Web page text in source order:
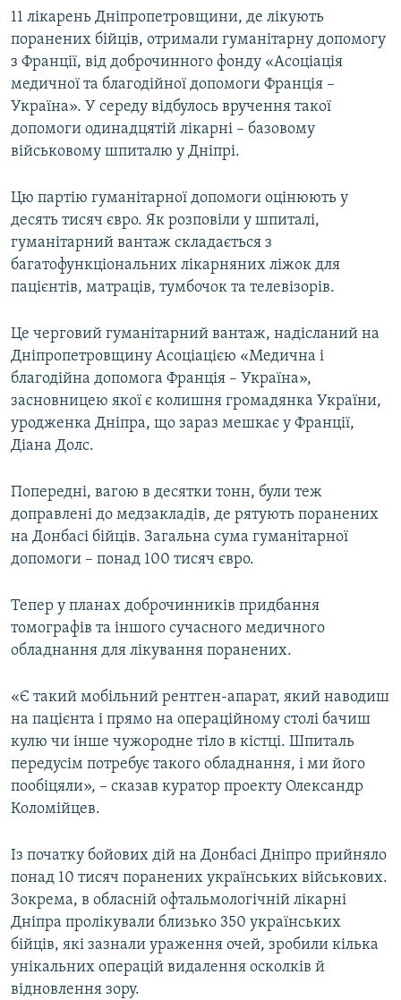
КРИМ РЕАЛІЇ
РУС
УКР
КТАТ
ДОЛУЧАЙСЯ!
Усі сайти RFE/RL
11 лікарень Дніпропетровщини, де лікують
поранених бійців, отримали гуманітарну допомогу
з Франції, від доброчинного фонду «Асоціація
медичної та благодійної допомоги Франція –
Україна». У середу відбулось вручення такої
допомоги одинадцятій лікарні – базовому
військовому шпиталю у Дніпрі.
Цю партію гуманітарної допомоги оцінюють у
десять тисяч євро. Як розповіли у шпиталі,
гуманітарний вантаж складається з
багатофункціональних лікарняних ліжок для
пацієнтів, матраців, тумбочок та телевізорів.
Це черговий гуманітарний вантаж, надісланий на
Дніпропетровщину Асоціацією «Медична і
благодійна допомога Франція – Україна»,
засновницею якої є колишня громадянка України,
уродженка Дніпра, що зараз мешкає у Франції,
Діана Долс.
Попередні, вагою в десятки тонн, були теж
доправлені до медзакладів, де рятують поранених
на Донбасі бійців. Загальна сума гуманітарної
допомоги – понад 100 тисяч євро.
Тепер у планах доброчинників придбання
томографів та іншого сучасного медичного
обладнання для лікування поранених.
«Є такий мобільний рентген-апарат, який наводиш
на пацієнта і прямо на операційному столі бачиш
кулю чи інше чужородне тіло в кістці. Шпиталь
передусім потребує такого обладнання, і ми його
пообіцяли», – сказав куратор проекту Олександр
Коломійцев.
Із початку бойових дій на Донбасі Дніпро прийняло
понад 10 тисяч поранених українських військових.
Зокрема, в обласній офтальмологічній лікарні
Дніпра пролікували близько 350 українських
бійців, які зазнали ураження очей, зробили кілька
унікальних операцій видалення осколків й
відновлення зору.